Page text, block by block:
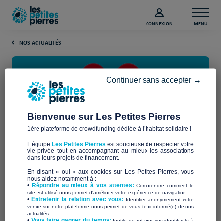
CONNEXION MENU
NOS ACTUALITÉS
Giving Tuesday 2021 : Les
Petites Pierres pose la dernière
pierre
Pour l’édition 2021 duGiving Tuesday, Les Petites Pierres
apportera la « dernière pierre » aux projets en ligne sur la
plateforme.
Bienvenue sur Les Petites Pierres
1ère plateforme de crowdfunding dédiée à l’habitat solidaire !
L’équipe Les Petites Pierres est soucieuse de respecter votre
vie privée tout en accompagnant au mieux les associations
dans leurs projets de financement.
En disant « oui » aux cookies sur Les Petites Pierres, vous
nous aidez notamment à :
• Répondre au mieux à vos attentes:Comprendre comment le
site est utilisé nous permet d'améliorer votre expérience de navigation.
•Entretenir la relation avec vous: Identifier anonymement votre
venue sur notre plateforme nous permet de vous tenir informé(e) de nos
actualités.
Continuer sans accepter →